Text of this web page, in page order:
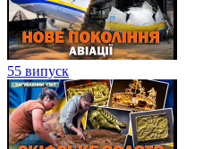
55 випуск